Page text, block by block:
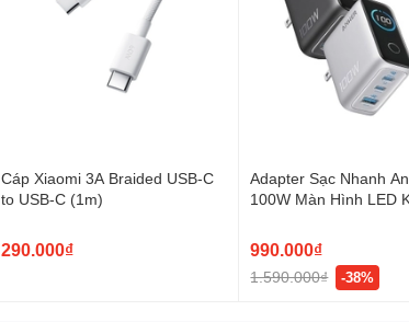
Cáp Xiaomi 3A Braided USB-C
to USB-C (1m)
290.000₫
Adapter Sạc Nhanh
100W Màn Hình LED
990.000₫
1.590.000₫ -38%